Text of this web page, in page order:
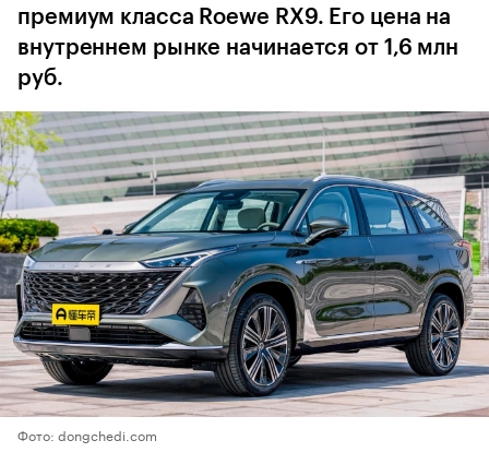
премиум класса Roewe RX9. Его цена на
внутреннем рынке начинается от 1,6 млн
руб.
Фото: dongchedi.com